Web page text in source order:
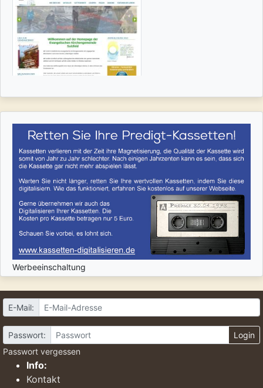
Werbeeinschaltung
E-Mail:
Passwort:
Login
Passwort vergessen
Info:
Kontakt